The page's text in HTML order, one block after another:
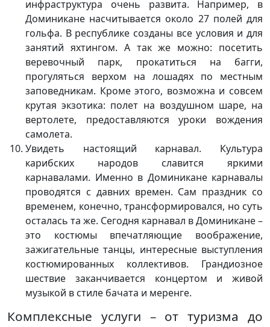
инфраструктура очень развита. Например, в
Доминикане насчитывается около 27 полей для
гольфа. В республике созданы все условия и для
занятий яхтингом. А так же можно: посетить
веревочный парк, прокатиться на багги,
прогуляться верхом на лошадях по местным
заповедникам. Кроме этого, возможна и совсем
крутая экзотика: полет на воздушном шаре, на
вертолете, предоставляются уроки вождения
самолета.
Увидеть настоящий карнавал. Культура
карибских народов славится яркими
карнавалами. Именно в Доминикане карнавалы
проводятся с давних времен. Сам праздник со
временем, конечно, трансформировался, но суть
осталась та же. Сегодня карнавал в Доминикане –
это костюмы впечатляющие воображение,
зажигательные танцы, интересные выступления
костюмированных коллективов. Грандиозное
шествие заканчивается концертом и живой
музыкой в стиле бачата и меренге.
Комплексные услуги – от туризма до